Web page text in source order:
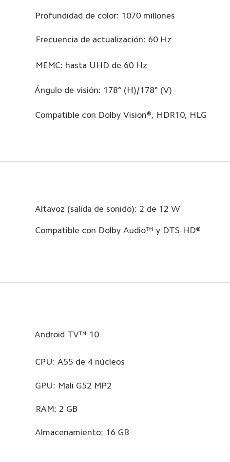
Profundidad de color: 1070 millones
Frecuencia de actualización: 60 Hz
MEMC: hasta UHD de 60 Hz
Ángulo de visión: 178° (H)/178° (V)
Compatible con Dolby Vision®, HDR10, HLG
Altavoz (salida de sonido): 2 de 12 W
Compatible con Dolby Audio™ y DTS-HD®
Android TV™ 10
CPU: A55 de 4 núcleos
GPU: Mali G52 MP2
RAM: 2 GB
Almacenamiento: 16 GB